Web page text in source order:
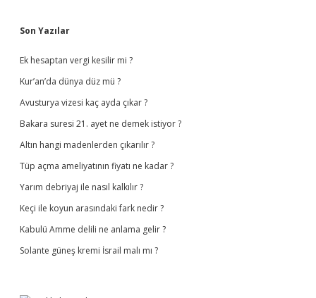
Sidebar
Son Yazılar
Ek hesaptan vergi kesilir mi ?
Kur’an’da dünya düz mü ?
Avusturya vizesi kaç ayda çıkar ?
Bakara suresi 21. ayet ne demek istiyor ?
Altın hangi madenlerden çıkarılır ?
Tüp açma ameliyatının fiyatı ne kadar ?
Yarım debriyaj ile nasıl kalkılır ?
Keçi ile koyun arasındaki fark nedir ?
Kabulü Amme delili ne anlama gelir ?
Solante güneş kremi İsrail malı mı ?